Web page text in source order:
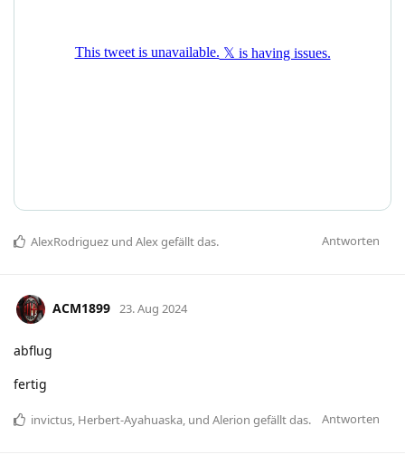
Antworten
AlexRodriguez und Alexgefällt das.
ACM1899 23. Aug 2024
abflug
fertig
Antworten
invictus, Herbert-Ayahuaska, und Alerion gefällt das.